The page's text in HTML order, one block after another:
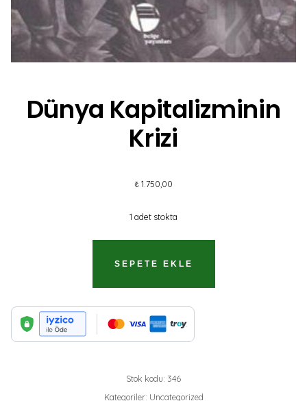
Dünya Kapitalizminin
Krizi
₺ 1.750,00
1 adet stokta
ADET
SEPETE EKLE
Stok kodu: 346
Kategoriler: Uncategorized